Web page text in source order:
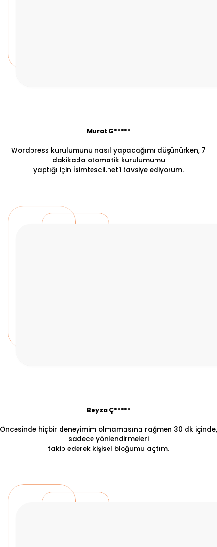
Murat G*****
Wordpress kurulumunu nasıl yapacağımı düşünürken, 7
dakikada otomatik kurulumumu
yaptığı için İsimtescil.net'i tavsiye ediyorum.
Beyza Ç*****
Öncesinde hiçbir deneyimim olmamasına rağmen 30 dk içinde,
sadece yönlendirmeleri
takip ederek kişisel bloğumu açtım.